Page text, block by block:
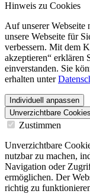
Hinweis zu Cookies
Auf unserer
unsere Webseite für
verbessern. Mit dem
akzeptieren“ erklären
einverstanden. Sie
erhalten unter
Individuell anpassen
Unverzichtbare Cookies
Zustimmen
Unverzichtbare
nutzbar zu machen,
Navigation oder
ermöglichen. Der
richtig zu